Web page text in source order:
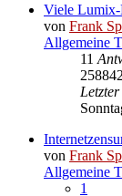
Viele Lumix-
von Frank
Allgemeine
11
258842
von Frank
Allgemeine
1